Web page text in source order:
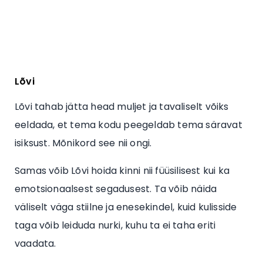
Lõvi
Lõvi tahab jätta head muljet ja tavaliselt võiks
eeldada, et tema kodu peegeldab tema säravat
isiksust. Mõnikord see nii ongi.
Samas võib Lõvi hoida kinni nii füüsilisest kui ka
emotsionaalsest segadusest. Ta võib näida
väliselt väga stiilne ja enesekindel, kuid kulisside
taga võib leiduda nurki, kuhu ta ei taha eriti
vaadata.